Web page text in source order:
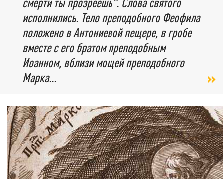
исполнились. Тело преподобного Феофила
положено в Антониевой пещере, в гробе
вместе с его братом преподобным
Иоанном, вблизи мощей преподобного
Марка...